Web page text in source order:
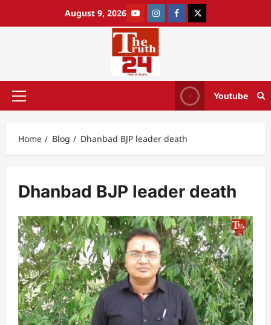
August 9, 2026
Youtube
Home Blog Dhanbad BJP leader death
Dhanbad BJP leader death